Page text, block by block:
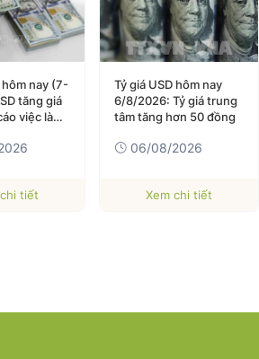
hôm nay (7-
tăng giá
việc làm
tiết
Tỷ giá USD hôm nay
6/8/2026: Tỷ giá trung
tâm tăng hơn 50 đồng
06/08/2026
Xem chi tiết